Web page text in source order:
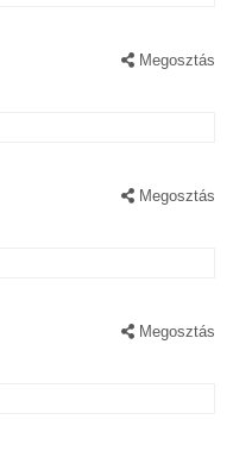
Megosztás
Megosztás
Megosztás